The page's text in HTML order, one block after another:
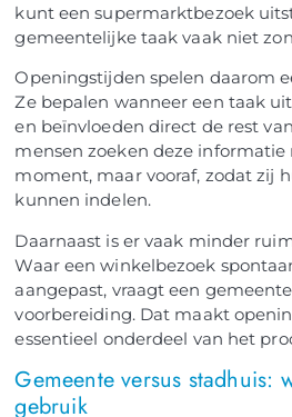
kunt een supermarktbezoek
gemeentelijke taak vaak niet
Openingstijden spelen daarom
Ze bepalen wanneer een taak
en beïnvloeden direct de rest
mensen zoeken deze
moment, maar vooraf, zodat zij
kunnen indelen.
Daarnaast is er vaak minder
Waar een winkelbezoek
aangepast, vraagt een
voorbereiding. Dat maakt
essentieel onderdeel van het
Gemeente versus stadhuis:
gebruik